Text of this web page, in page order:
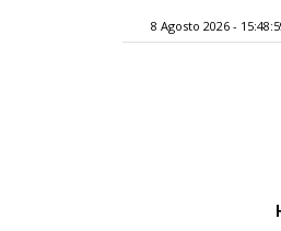
8 Agosto 2026 -